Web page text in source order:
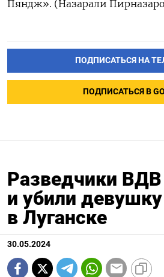
Пяндж». (Назарали
ПОДПИСАТЬСЯ НА
ПОДПИСАТЬСЯ В
Разведчики ВДВ
и убили девушку
в Луганске
30.05.2024